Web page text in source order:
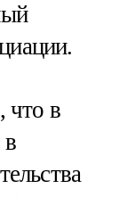
что в